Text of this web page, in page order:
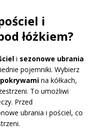
i
łóżkiem?
i sezonowe ubrania
pojemniki. Wybierz
na kółkach,
To umożliwi
Przed
ubrania i pościel, co